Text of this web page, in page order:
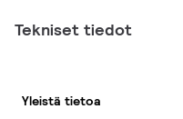
Tekniset tiedot
Yleistä tietoa